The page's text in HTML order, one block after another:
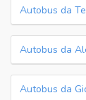
Autobus da
Autobus da
Autobus da